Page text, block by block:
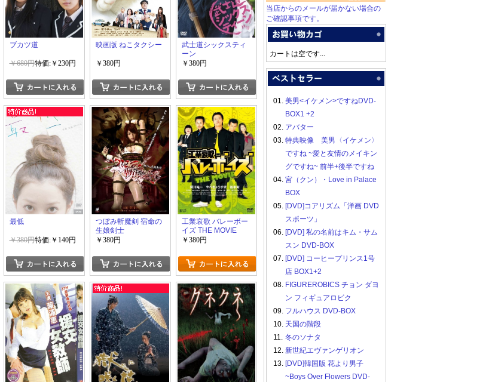
ブカツ道
￥680円特価:￥230円
映画版 ねこタクシー
￥380円
武士道シックスティ
ーン
￥380円
最低
￥380円特価:￥140円
つぼみ斬魔剣 宿命の
生娘剣士
￥380円
工業哀歌 バレーボー
イズ THE MOVIE
￥380円
当店からのメールが届かない場合の
ご確認事項です。
カートは空です...
01. 美男<イケメン>ですねDVD-
BOX1 +2
02. アバター
03. 特典映像 美男〈イケメン〉
ですね ~愛と友情のメイキン
グですね~ 前半+後半ですね
04. 宮（クン）・Love in Palace
BOX
05. [DVD]コアリズム「洋画 DVD
スポーツ」
06. [DVD] 私の名前はキム・サム
スン DVD-BOX
07. [DVD] コーヒープリンス1号
店 BOX1+2
08. FIGUREROBICS チョン ダヨ
ン フィギュアロビク
09. フルハウス DVD-BOX
10. 天国の階段
11. 冬のソナタ
12. 新世紀エヴァンゲリオン
13. [DVD]韓国版 花より男子
~Boys Over Flowers DVD-